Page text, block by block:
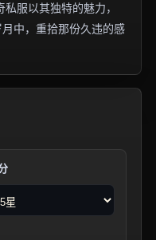
服以其独特的魅力，
中，重拾那份久违的感